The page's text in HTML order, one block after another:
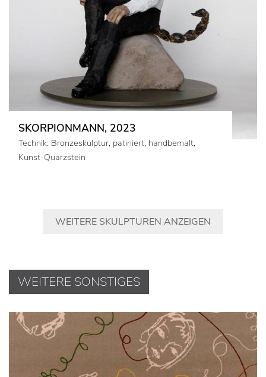
SKORPIONMANN, 2023
Technik: Bronzeskulptur, patiniert, handbemalt,
Kunst-Quarzstein
WEITERE SKULPTUREN ANZEIGEN
WEITERE SONSTIGES